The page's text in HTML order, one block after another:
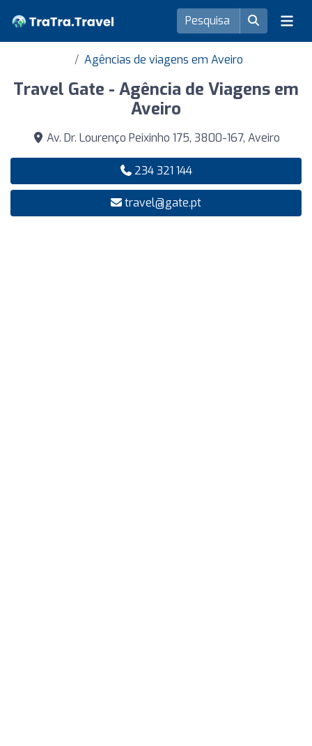
Agências de viagens em Aveiro
Travel Gate - Agência de Viagens em
Aveiro
Av. Dr. Lourenço Peixinho 175, 3800-167, Aveiro
234 321 144
travel@gate.pt